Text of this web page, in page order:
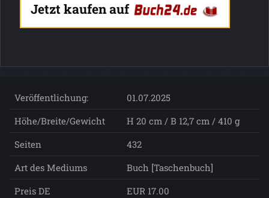
Jetzt kaufen auf
Veröffentlichung:
01.07.2025
Höhe/Breite/Gewicht
H 20 cm / B 12,7 cm / 410 g
Seiten
432
Art des Mediums
Buch [Taschenbuch]
Preis DE
EUR 17.00